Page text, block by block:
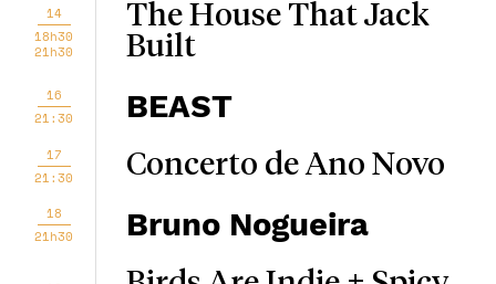
14
18h30
21h30
The House That Jack
Built
16
21:30
BEAST
17
21:30
Concerto de Ano Novo
18
21h30
Bruno Nogueira